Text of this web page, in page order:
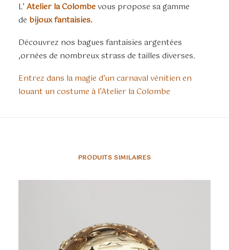
L’ Atelier la Colombevous propose sa gamme
de bijoux fantaisies.
Découvrez nos bagues fantaisies argentées
,ornées de nombreux strass de tailles diverses.
Entrez dans la magie d’un carnaval vénitien en
louant un costume à l’Atelier la Colombe
PRODUITS SIMILAIRES